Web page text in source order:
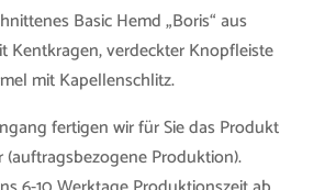
Basic Hemd „Boris“ aus
Kentkragen, verdeckter Knopfleiste
mit Kapellenschlitz.
fertigen wir für Sie das Produkt
(auftragsbezogene Produktion).